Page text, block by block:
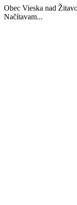
Obec Vieska nad
Načítavam...